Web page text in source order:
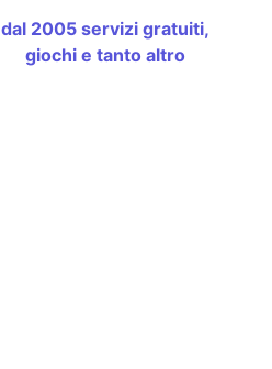
dal 2005 servizi gratuiti,
giochi e tanto altro